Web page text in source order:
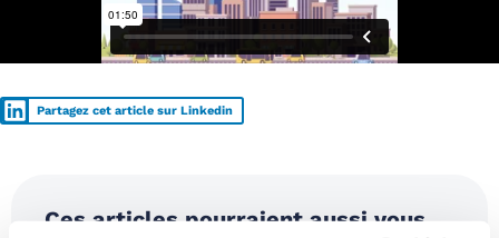
Partagez cet article sur Linkedin
Ces articles pourraient aussi vous